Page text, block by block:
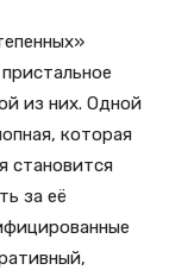
из них. Одной
которая
становится
за её